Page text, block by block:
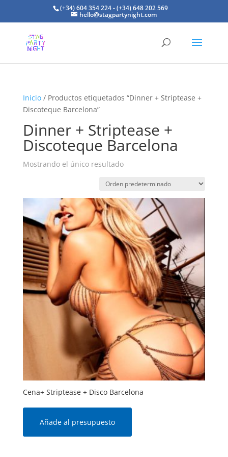
(+34) 604 354 224 - (+34) 648 202 569
hello@stagpartynight.com
Inicio/ Productos etiquetados “Dinner + Striptease +
Discoteque Barcelona”
Dinner + Striptease +
Discoteque Barcelona
Mostrando el único resultado
Cena+ Striptease + Disco Barcelona
Añade al presupuesto